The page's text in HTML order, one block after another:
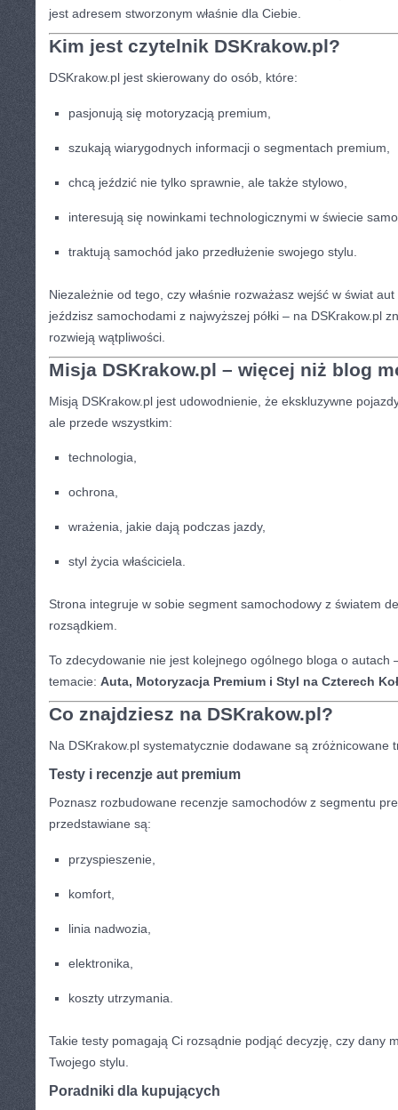
jest adresem stworzonym właśnie dla Ciebie.
Kim jest czytelnik DSKrakow.pl?
DSKrakow.pl jest skierowany do osób, które:
pasjonują się motoryzacją premium,
szukają wiarygodnych informacji o segmentach premium,
chcą jeździć nie tylko sprawnie, ale także stylowo,
interesują się nowinkami technologicznymi w świecie
traktują samochód jako przedłużenie swojego stylu.
Niezależnie od tego, czy właśnie rozważasz wejść w świat
jeździsz samochodami z najwyższej półki – na DSKrakow.pl
rozwieją wątpliwości.
Misja DSKrakow.pl – więcej niż blog
Misją DSKrakow.pl jest udowodnienie, że ekskluzywne
ale przede wszystkim:
technologia,
ochrona,
wrażenia, jakie dają podczas jazdy,
styl życia właściciela.
Strona integruje w sobie segment samochodowy z światem
rozsądkiem.
To zdecydowanie nie jest kolejnego ogólnego bloga o autach
temacie: Auta, Motoryzacja Premium i Styl na Czterech
Co znajdziesz na DSKrakow.pl?
Na DSKrakow.pl systematycznie dodawane są zróżnicowane
Testy i recenzje aut premium
Poznasz rozbudowane recenzje samochodów z segmentu
przedstawiane są:
przyspieszenie,
komfort,
linia nadwozia,
elektronika,
koszty utrzymania.
Takie testy pomagają Ci rozsądnie podjąć decyzję, czy dany
Twojego stylu.
Poradniki dla kupujących